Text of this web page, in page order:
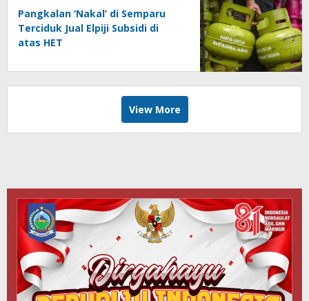
Pangkalan ‘Nakal’ di Semparu
Terciduk Jual Elpiji Subsidi di
atas HET
View More